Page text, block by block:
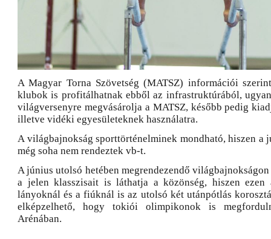
A Magyar Torna Szövetség (MATSZ) információi
klubok is profitálhatnak ebből az infrastruktúrából,
világversenyre megvásárolja a MATSZ, később pedig
illetve vidéki egyesületeknek használatra.
A világbajnokság sporttörténelminek mondható, hiszen a
még soha nem rendeztek vb-t.
A június utolsó hetében megrendezendő
a jelen klasszisait is láthatja a közönség, hiszen ezen
lányoknál és a fiúknál is az utolsó két utánpótlás
elképzelhető, hogy tokiói olimpikonok is
Arénában.